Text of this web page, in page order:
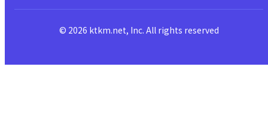
© 2026 ktkm.net, Inc. All rights reserved